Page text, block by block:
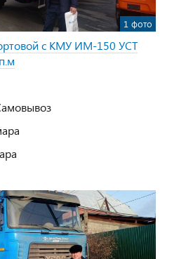
1 фото
с КМУ ИМ-150 УСТ